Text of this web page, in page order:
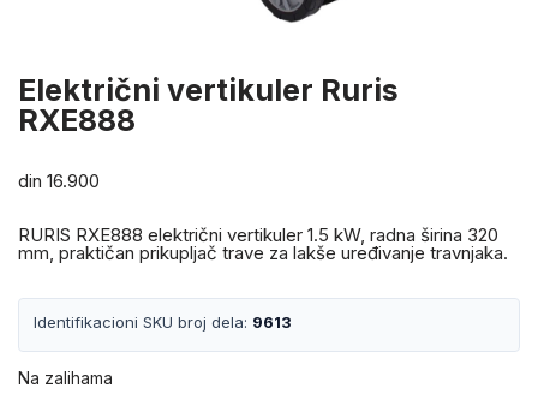
Električni vertikuler Ruris
RXE888
din 16.900
RURIS RXE888 električni vertikuler 1.5 kW, radna širina 320
mm, praktičan prikupljač trave za lakše uređivanje travnjaka.
Identifikacioni SKU broj dela: 9613
Na zalihama